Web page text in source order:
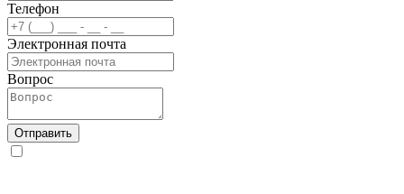
Телефон
Электронная почта
Вопрос
Отправить